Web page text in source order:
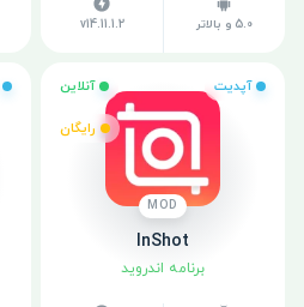
5.0 و بالاتر v14.11.1.2
آپدیت آنلاین
رایگان
MOD
InShot
برنامه اندروید